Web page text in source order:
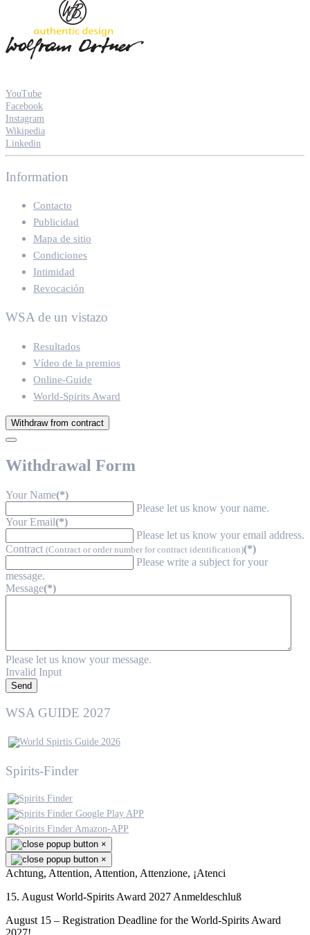
YouTube
Facebook
Instagram
Wikipedia
Linkedin
Information
Contacto
Publicidad
Mapa de sitio
Condiciones
Intimidad
Revocación
WSA de un vistazo
Resultados
Vídeo de la premios
Online-Guide
World-Spirits Award
Withdraw from contract
Withdrawal Form
Your Name(*)
Please let us know your name.
Your Email(*)
Please let us know your email address.
Contract (Contract or order number for contract identification)(*)
Please write a subject for your
message.
Message(*)
Please let us know your message.
Invalid Input
Send
WSA GUIDE 2027
Spirits-Finder
×
×
Achtung, Attention, Attention, Attenzione, ¡Atenci
15. August World-Spirits Award 2027 Anmeldeschluß
August 15 – Registration Deadline for the World-Spirits Award